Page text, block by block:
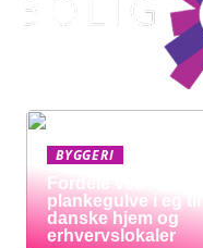
BYGGERI
Fordele ved
plankegulve i eg til
danske hjem og
erhvervslokaler